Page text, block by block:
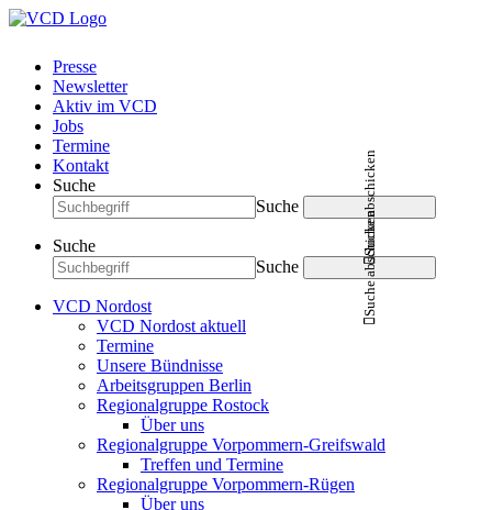
Presse
Newsletter
Aktiv im VCD
Jobs
Termine
Kontakt
Suche
Suche
Suche abschicken
Suche
Suche
Suche abschicken
VCD Nordost
VCD Nordost aktuell
Termine
Unsere Bündnisse
Arbeitsgruppen Berlin
Regionalgruppe Rostock
Über uns
Regionalgruppe Vorpommern-Greifswald
Treffen und Termine
Regionalgruppe Vorpommern-Rügen
Über uns